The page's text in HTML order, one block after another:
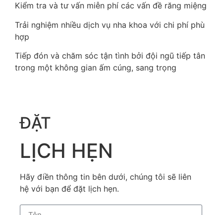
Kiểm tra và tư vấn miễn phí các vấn đề răng miệng
Trải nghiệm nhiều dịch vụ nha khoa với chi phí phù
hợp
Tiếp đón và chăm sóc tận tình bởi đội ngũ tiếp tân
trong một không gian ấm cúng, sang trọng
ĐẶT
LỊCH HẸN
Hãy điền thông tin bên dưới, chúng tôi sẽ liên
hệ với bạn để đặt lịch hẹn.